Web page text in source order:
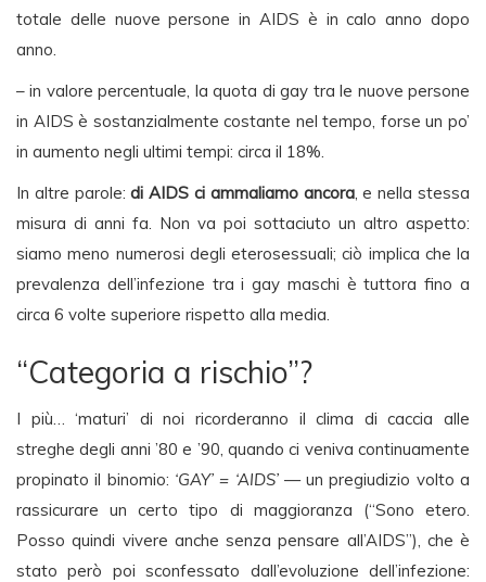
totale delle nuove persone in AIDS è in calo anno dopo
anno.
– in valore percentuale, la quota di gay tra le nuove persone
in AIDS è sostanzialmente costante nel tempo, forse un po’
in aumento negli ultimi tempi: circa il 18%.
In altre parole:di AIDS ci ammaliamo ancora, e nella stessa
misura di anni fa. Non va poi sottaciuto un altro aspetto:
siamo meno numerosi degli eterosessuali; ciò implica che la
prevalenza dell’infezione tra i gay maschi è tuttora fino a
circa 6 volte superiore rispetto alla media.
“Categoria a rischio”?
I più… ‘maturi’ di noi ricorderanno il clima di caccia alle
streghe degli anni ’80 e ’90, quando ci veniva continuamente
propinato il binomio: ‘GAY’ = ‘AIDS’— un pregiudizio volto a
rassicurare un certo tipo di maggioranza (“Sono etero.
Posso quindi vivere anche senza pensare all’AIDS”), che è
stato però poi sconfessato dall’evoluzione dell’infezione: